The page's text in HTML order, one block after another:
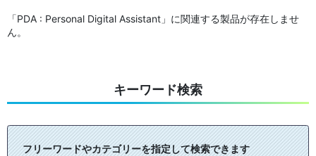
「PDA : Personal Digital Assistant」に関連する製品が存在しませ
ん。
キーワード検索
フリーワードやカテゴリーを指定して検索できます